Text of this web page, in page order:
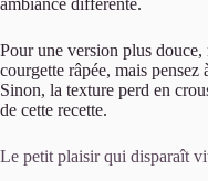
Pour une version plus douce,
courgette râpée, mais pensez
Sinon, la texture perd en
de cette recette.
Le petit plaisir qui disparaît